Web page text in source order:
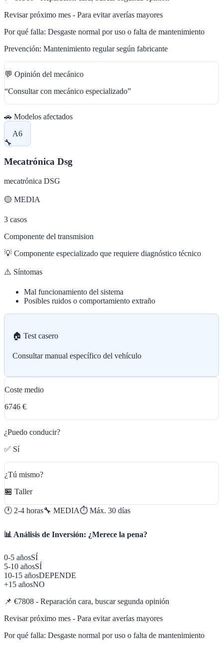
Revisar próximo mes - Para evitar averías mayores
Por qué falla: Desgaste normal por uso o falta de mantenimiento
Prevención: Mantenimiento regular según fabricante
💬 Opinión del mecánico
“Consultar con mecánico especializado”
🚗 Modelos afectados
A6
🔧
Mecatrónica Dsg
mecatrónica DSG
🟡 MEDIA
3 casos
Componente del transmision
💡 Componente especializado que requiere diagnóstico técnico
⚠️ Síntomas
Mal funcionamiento del sistema
Posibles ruidos o comportamiento extraño
🏠 Test casero
Consultar manual específico del vehículo
Coste medio
6746 €
¿Puedo conducir?
✅ Sí
¿Tú mismo?
🏪 Taller
🕐 2-4 horas🔧 MEDIA⏱️ Máx. 30 días
📊 Análisis de Inversión: ¿Merece la pena?
0-5 añosSÍ
5-10 añosSÍ
10-15 añosDEPENDE
+15 añosNO
📌 €7808 - Reparación cara, buscar segunda opinión
Revisar próximo mes - Para evitar averías mayores
Por qué falla: Desgaste normal por uso o falta de mantenimiento